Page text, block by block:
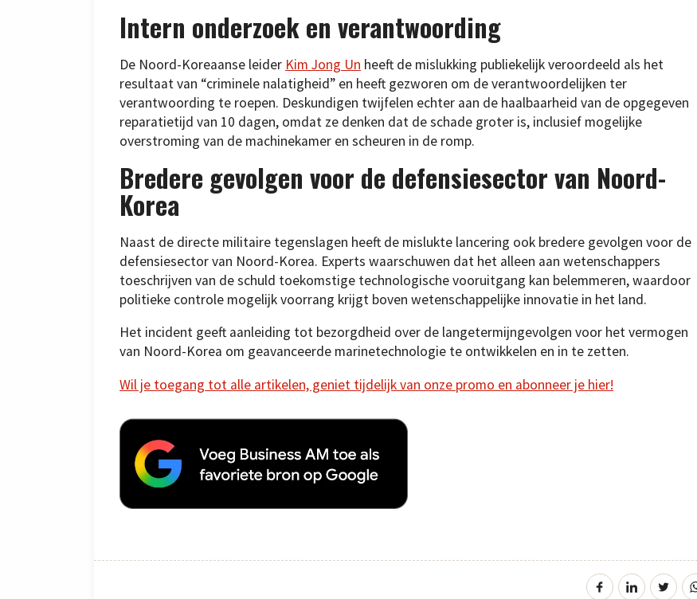
Intern onderzoek en verantwoording
De Noord-Koreaanse leider Kim Jong Un heeft de mislukking publiekelijk veroordeeld als het
resultaat van “criminele nalatigheid” en heeft gezworen om de verantwoordelijken ter
verantwoording te roepen. Deskundigen twijfelen echter aan de haalbaarheid van de opgegeven
reparatietijd van 10 dagen, omdat ze denken dat de schade groter is, inclusief mogelijke
overstroming van de machinekamer en scheuren in de romp.
Bredere gevolgen voor de defensiesector van Noord-
Korea
Naast de directe militaire tegenslagen heeft de mislukte lancering ook bredere gevolgen voor de
defensiesector van Noord-Korea. Experts waarschuwen dat het alleen aan wetenschappers
toeschrijven van de schuld toekomstige technologische vooruitgang kan belemmeren, waardoor
politieke controle mogelijk voorrang krijgt boven wetenschappelijke innovatie in het land.
Het incident geeft aanleiding tot bezorgdheid over de langetermijngevolgen voor het vermogen
van Noord-Korea om geavanceerde marinetechnologie te ontwikkelen en in te zetten.
Wil je toegang tot alle artikelen, geniet tijdelijk van onze promo en abonneer je hier!